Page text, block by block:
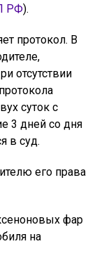
РФ).
протокол. В
отсутствии
суток с
3 дней со дня
в суд.
его права
фар
на